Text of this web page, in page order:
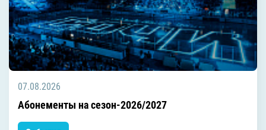
07.08.2026
Абонементы на сезон-2026/2027